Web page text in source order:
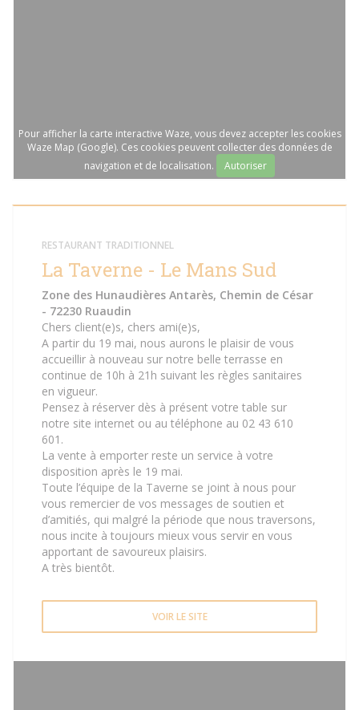
Pour afficher la carte interactive Waze, vous devez accepter les cookies
Waze Map (Google). Ces cookies peuvent collecter des données de
navigation et de localisation.
Autoriser
RESTAURANT TRADITIONNEL
La Taverne - Le Mans Sud
Zone des Hunaudières Antarès, Chemin de César
- 72230 Ruaudin
Chers client(e)s, chers ami(e)s,
A partir du 19 mai, nous aurons le plaisir de vous
accueillir à nouveau sur notre belle terrasse en
continue de 10h à 21h suivant les règles sanitaires
en vigueur.
Pensez à réserver dès à présent votre table sur
notre site internet ou au téléphone au 02 43 610
601.
La vente à emporter reste un service à votre
disposition après le 19 mai.
Toute l’équipe de la Taverne se joint à nous pour
vous remercier de vos messages de soutien et
d’amitiés, qui malgré la période que nous traversons,
nous incite à toujours mieux vous servir en vous
apportant de savoureux plaisirs.
A très bientôt.
VOIR LE SITE